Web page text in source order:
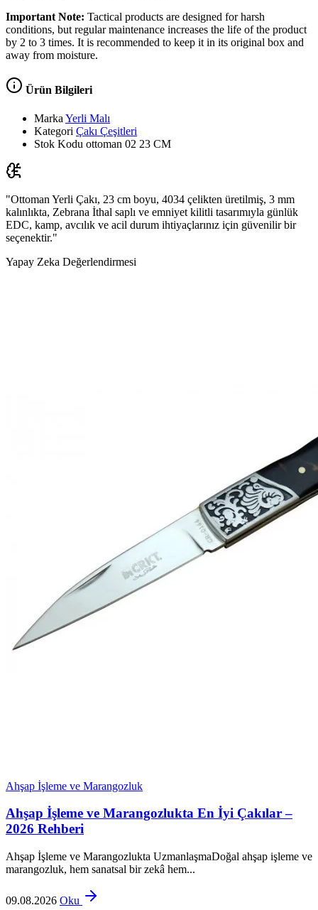
Important Note: Tactical products are designed for harsh
conditions, but regular maintenance increases the life of the product
by 2 to 3 times. It is recommended to keep it in its original box and
away from moisture.
Ürün Bilgileri
Marka Yerli Malı
Kategori Çakı Çeşitleri
Stok Kodu ottoman 02 23 CM
"Ottoman Yerli Çakı, 23 cm boyu, 4034 çelikten üretilmiş, 3 mm
kalınlıkta, Zebrana İthal saplı ve emniyet kilitli tasarımıyla günlük
EDC, kamp, avcılık ve acil durum ihtiyaçlarınız için güvenilir bir
seçenektir."
Yapay Zeka Değerlendirmesi
Ahşap İşleme ve Marangozluk
Ahşap İşleme ve Marangozlukta En İyi Çakılar –
2026 Rehberi
Ahşap İşleme ve Marangozlukta UzmanlaşmaDoğal ahşap işleme ve
marangozluk, hem sanatsal bir zekâ hem...
09.08.2026 Oku